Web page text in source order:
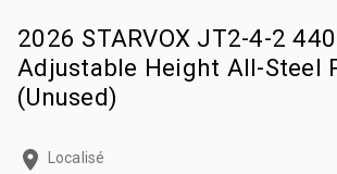
2026 STARVOX JT2-4-2
Adjustable Height All-Steel
(Unused)
Localisé